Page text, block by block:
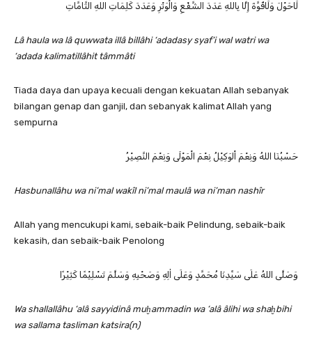
لَاحَوْلَ وَلَاقُوَّةَ إِلَّا بِاللهِ عَدَدَ الشَّفْعِ وَالْوَتْرِ وَعَدَدَ كَلِمَاتِ اللهِ التَّامَّاتِ
Lâ haula wa lâ quwwata illâ billâhi ‘adadasy syaf’i wal watri wa
‘adada kalimatillâhit tâmmâti
Tiada daya dan upaya kecuali dengan kekuatan Allah sebanyak
bilangan genap dan ganjil, dan sebanyak kalimat Allah yang
sempurna
حَسْبُنَا اللهُ وَنِعْمَ اْلوَكِيْلُ نِعْمَ الْمَوْلَى وَنِعْمَ النَّصِيْرُ
Hasbunallâhu wa ni’mal wakîl ni’mal maulâ wa ni’man nashîr
Allah yang mencukupi kami, sebaik-baik Pelindung, sebaik-baik
kekasih, dan sebaik-baik Penolong
وَصَلَّى اللهُ عَلَى سَيِّدِنَا مُحَمَّدٍ وَعَلَى اٰلِهِ وَصَحْبِهِ وَسَلَّمَ تَسْلِيْمًا كَثِيْرًا
Wa shallallâhu ‘alâ sayyidinâ muḫammadin wa ‘alâ âlihi wa shaḫbihi
wa sallama tasliman katsira(n)